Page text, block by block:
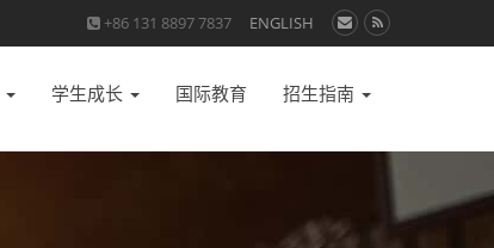
+86 131 8897 7837 ENGLISH
学生成长 国际教育 招生指南